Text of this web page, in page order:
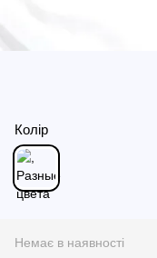
Колір
Немає в наявності